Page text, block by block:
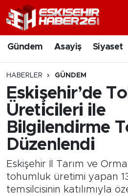
Gündem Asayiş Siyaset
HABERLER GÜNDEM
Eskişehir’de
Üreticileri ile
Bilgilendirme
Düzenlendi
Eskişehir İl Tarım ve
tohumluk üretimi yapan
temsilcisinin katılımıyla
Gündem
Asayiş
Siyaset
Spor
Sağlık
Ekonomi
Eğitim
Nöbetçi Eczaneler
Hava Durumu
Trafik Durumu
Süper Lig Puan Durumu
Tüm Manşetler
Son Dakika Haberleri
Haber Arşivi